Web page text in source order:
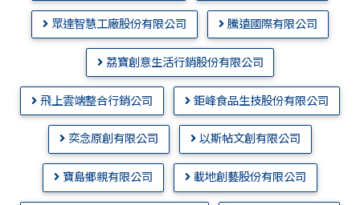
眾達智慧工廠股份有限公司 騰遠國際有限公司
荔寶創意生活行銷股份有限公司
飛上雲端整合行銷公司 鉅峰食品生技股份有限公司
奕念原創有限公司 以斯帖文創有限公司
寶島鄉親有限公司 載地創藝股份有限公司